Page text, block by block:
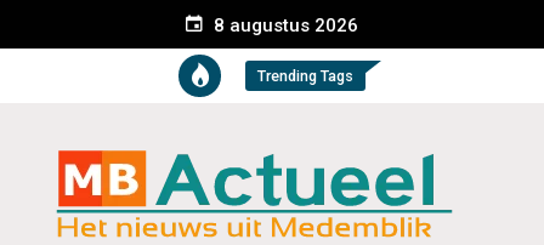
8 augustus 2026
Trending Tags